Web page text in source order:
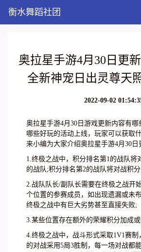
衡水舞蹈社团
奥拉星手游4月30日更
全新神宠日出灵尊天
2022-09-02
奥拉星手游4月30日游戏更新内容有
哪些好玩的活动上线，玩家可以获取
来小编为大家介绍奥拉星手游4月30日
1.终极之战中，积分排名第1的战队将
的战队;积分排名第2的战队将对战积
2.战队队长/副队长需要在终极之战开
个位置的参赛成员，如出现遗漏或未
终极之战中有巨大劣势甚至直接失败;
3.某些位置存在额外的荣耀积分加成
4.终极之战中，战斗形式采取1V1赛制
的对战采用5局3胜制，每一场对战都